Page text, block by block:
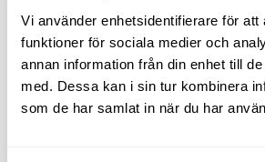
Vi använder enhetsidentifierare för
funktioner för sociala medier och
annan information från din enhet till
med. Dessa kan i sin tur kombinera
som de har samlat in när du har
Badtunna vinter
Läs mer av inlägget